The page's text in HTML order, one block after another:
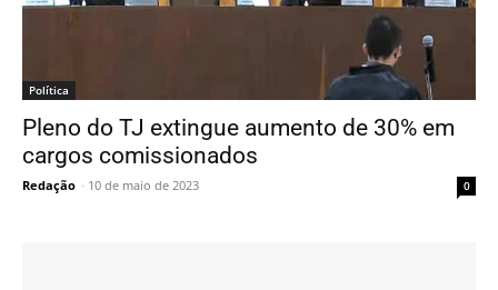
Política
Pleno do TJ extingue aumento de 30% em
cargos comissionados
Redação - 10 de maio de 2023 0